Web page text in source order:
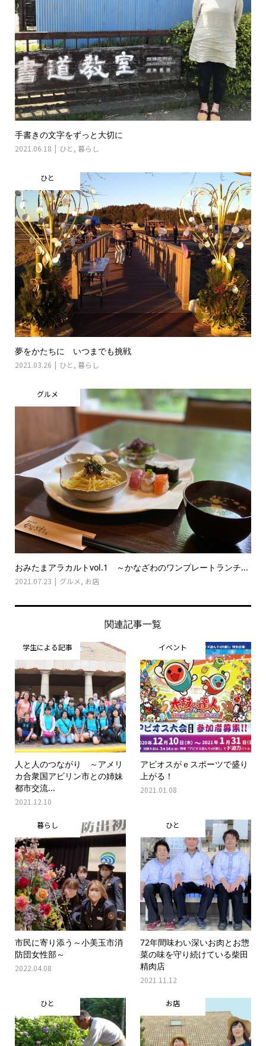
手書きの文字をずっと大切に
2021.06.18 ひと , 暮らし
ひと
夢をかたちに いつまでも挑戦
2021.03.26 ひと , 暮らし
グルメ
おみたまアラカルトvol.1 ～かなざわのワンプレートランチ...
2021.07.23 グルメ, お店
関連記事一覧
学生による記事
人と人のつながり ～アメリ
カ合衆国アビリン市との姉妹
都市交流...
2021.12.10
イベント
アピオスがｅスポーツで盛り
上がる！
2021.01.08
暮らし
市民に寄り添う～小美玉市消
防団女性部～
2022.04.08
ひと
72年間味わい深いお肉とお惣
菜の味を守り続けている柴田
精肉店
2021.11.12
ひと お店